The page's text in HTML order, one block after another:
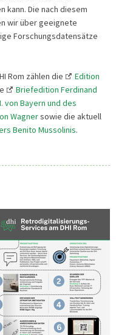
kann. Die nach diesem
wir über geeignete
Forschungsdatensätze
Rom zählen die
Edition
Briefedition Ferdinand
von Bayern und des
Wagnersowie die aktuell
Benito Mussolinis.